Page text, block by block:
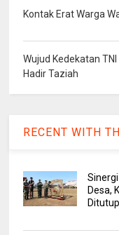
Kontak Erat Warga
Wujud Kedekatan
Hadir Taziah
RECENT WITH
Desa,
Ditutup